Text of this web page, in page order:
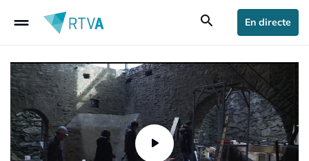
drag_handle search En directe